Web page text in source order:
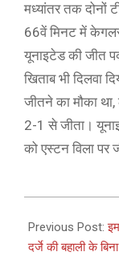
मध्यांतर तक दोनों
66वें मिनट में
यूनाइटेड की जीत
खिताब भी दिलवा
जीतने का मौका
2-1 से जीता।
को एस्‍टन विला पर
05-
12
Previous Post:
दर्जे की बहाली के बिना